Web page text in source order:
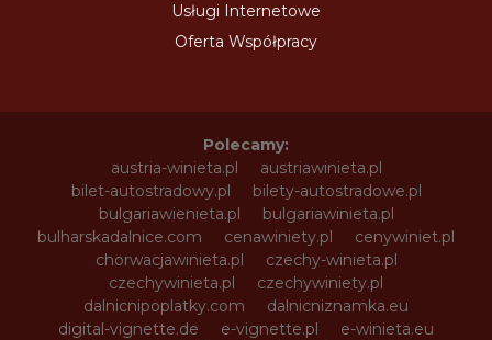
Usługi Internetowe
Oferta Współpracy
Polecamy:
austria-winieta.pl
austriawinieta.pl
bilet-autostradowy.pl
bilety-autostradowe.pl
bulgariawienieta.pl
bulgariawinieta.pl
bulharskadalnice.com
cenawiniety.pl
cenywiniet.pl
chorwacjawinieta.pl
czechy-winieta.pl
czechywinieta.pl
czechywiniety.pl
dalnicnipoplatky.com
dalnicniznamka.eu
digital-vignette.de
e-vignette.pl
e-winieta.eu